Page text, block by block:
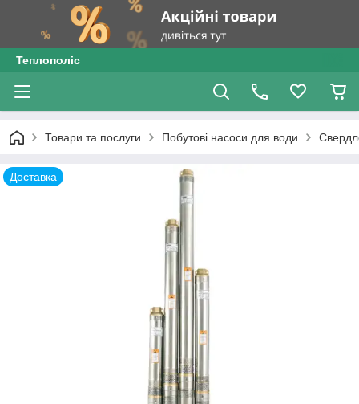
Теплополіс
Товари та послуги Побутові насоси для води
Доставка